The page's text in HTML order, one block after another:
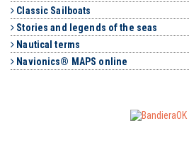
Classic Sailboats
Stories and legends of the seas
Nautical terms
Navionics® MAPS online